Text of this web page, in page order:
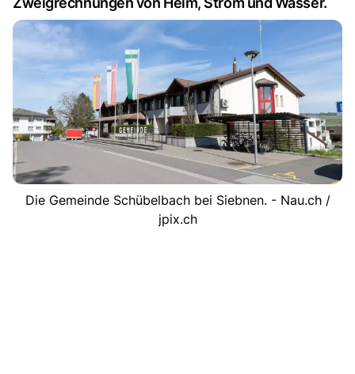
Die Gemeinde Schübelbach bei Siebnen. - Nau.ch /
jpix.ch